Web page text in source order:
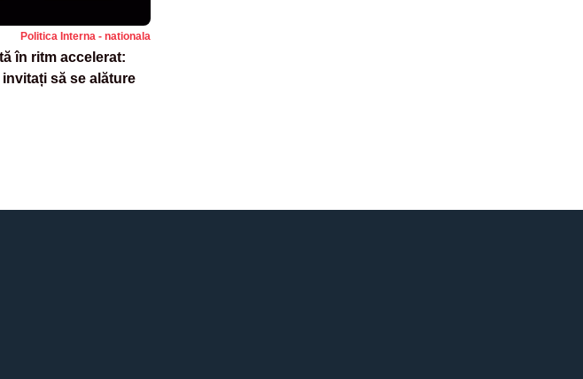
Politica Interna - nationala
în ritm accelerat:
să se alăture